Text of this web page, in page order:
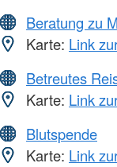
Beratung zu
Karte: Link
Betreutes
Karte: Link
Blutspende
Karte: Link